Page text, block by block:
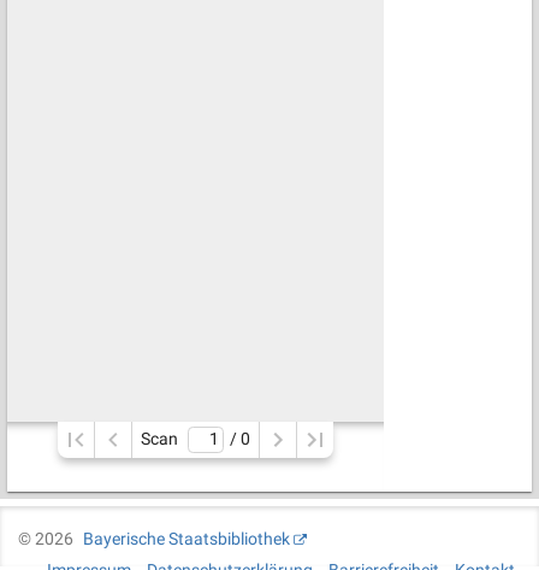
Scan / 0
©2026
Bayerische Staatsbibliothek